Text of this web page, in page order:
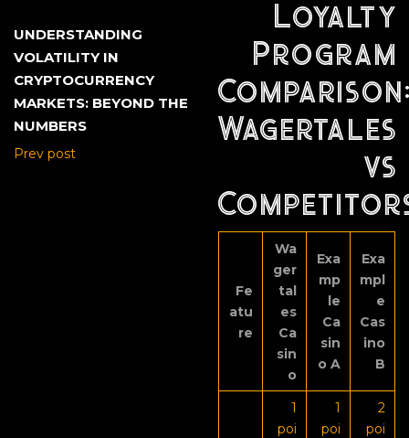
UNDERSTANDING
VOLATILITY IN
CRYPTOCURRENCY
MARKETS: BEYOND THE
NUMBERS
Prev post
Loyalty
Program
Comparison:
Wagertales
vs
Fe
atu
re
Wa
ger
tal
es
Ca
sin
o
Exa
mp
le
Ca
sin
o A
Exa
mpl
e
Cas
ino
B
1
poi
1
poi
2
poi